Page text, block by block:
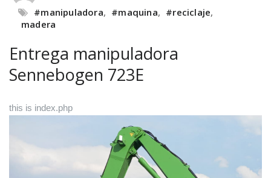
#manipuladora, #maquina, #reciclaje,
madera
Entrega manipuladora
Sennebogen 723E
this is index.php